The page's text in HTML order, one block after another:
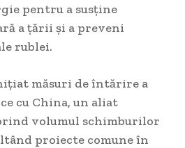
pentru a susține
a țării și a preveni
rublei.
măsuri de întărire a
cu China, un aliat
volumul schimburilor
proiecte comune în